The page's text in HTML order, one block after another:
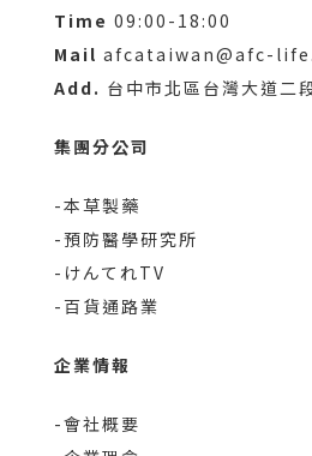
Time 09:00-18:00
Mail afcataiwan@afc-
Add. 台中市北區台灣大道二
集團分公司
-本草製藥
-預防醫學研究所
-けんてれTV
-百貨通路業
企業情報
-會社概要